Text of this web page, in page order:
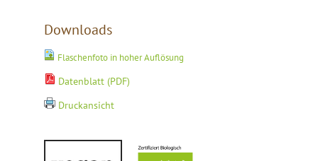
Downloads
Flaschenfoto in hoher Auflösung
Datenblatt (PDF)
Druckansicht